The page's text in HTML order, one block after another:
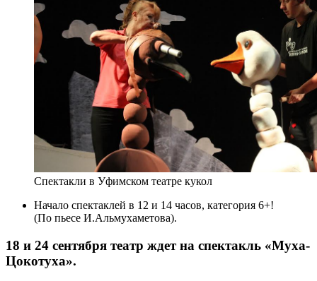
Спектакли в Уфимском театре кукол
Начало спектаклей в 12 и 14 часов, категория 6+!
(По пьесе И.Альмухаметова).
18 и 24 сентября театр ждет на спектакль «Муха-
Цокотуха».